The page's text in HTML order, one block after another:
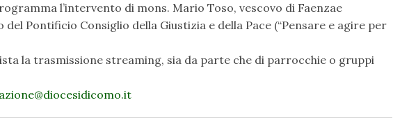
l’intervento di mons. Mario Toso, vescovo di Faenzae
Pontificio Consiglio della Giustizia e della Pace (“Pensare e agire per
la trasmissione streaming, sia da parte che di parrocchie o gruppi